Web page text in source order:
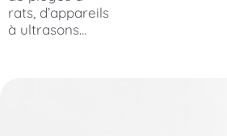
rats, d’appareils
à ultrasons…